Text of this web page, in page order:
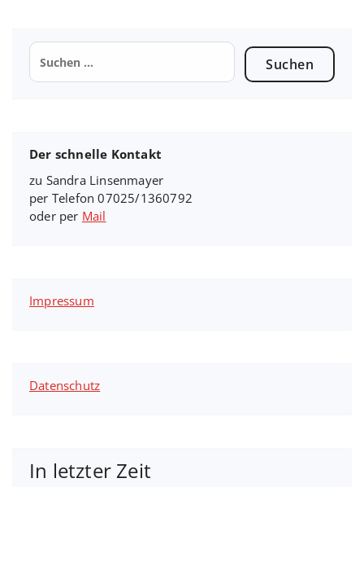
Suchen
nach:
Der schnelle Kontakt
zu Sandra Linsenmayer
per Telefon 07025/1360792
oder per Mail
Impressum
Datenschutz
In letzter Zeit